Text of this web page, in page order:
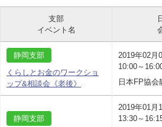
支部
イベント名
静岡支部
くらしとお金のワークショ
ップ&相談会《老後》
2019年02月
10:00～
日本FP協会
静岡支部
2019年01月
13:30～